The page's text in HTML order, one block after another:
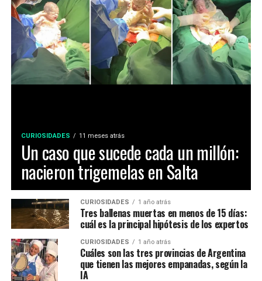
CURIOSIDADES 11 meses atrás
Un caso que sucede cada un millón:
nacieron trigemelas en Salta
CURIOSIDADES 1 año atrás
Tres ballenas muertas en menos de 15 días:
cuál es la principal hipótesis de los expertos
CURIOSIDADES 1 año atrás
Cuáles son las tres provincias de Argentina
que tienen las mejores empanadas, según la
IA